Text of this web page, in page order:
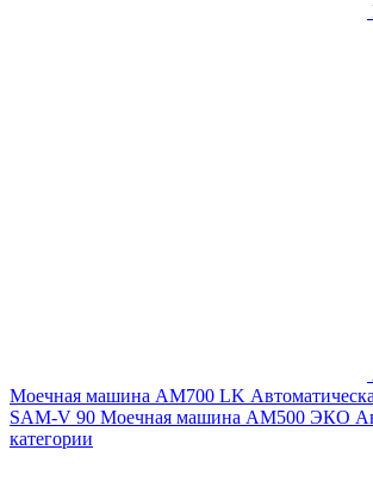
Моечная машина AM700 LK
SAM-V 90 Моечная машина АМ500 ЭКО
категории